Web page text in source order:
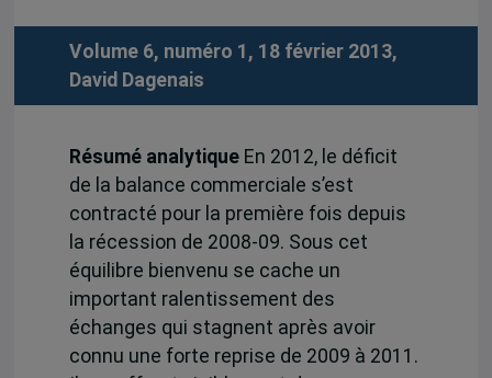
Volume 6, numéro 1, 18 février 2013,
David Dagenais
Résumé analytiqueEn 2012, le déficit
de la balance commerciale s’est
contracté pour la première fois depuis
la récession de 2008-09. Sous cet
équilibre bienvenu se cache un
important ralentissement des
échanges qui stagnent après avoir
connu une forte reprise de 2009 à 2011.